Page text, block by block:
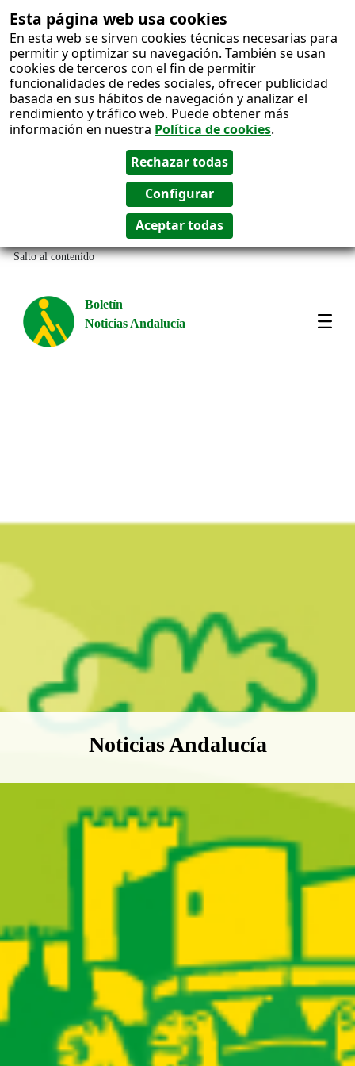
Esta página web usa cookies
En esta web se sirven cookies técnicas necesarias para
permitir y optimizar su navegación. También se usan
cookies de terceros con el fin de permitir
funcionalidades de redes sociales, ofrecer publicidad
basada en sus hábitos de navegación y analizar el
rendimiento y tráfico web. Puede obtener más
información en nuestra Política de cookies.
Salto al contenido
Boletín
Noticias Andalucía
Boletín Noticias Andalucía
Noticias Andalucía